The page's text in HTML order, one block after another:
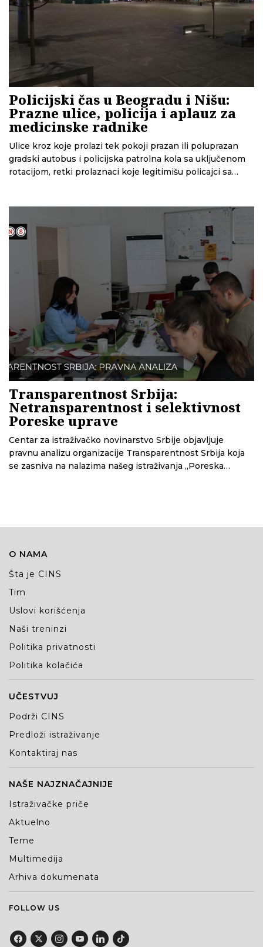
Policijski čas u Beogradu i Nišu:
Prazne ulice, policija i aplauz za
medicinske radnike
Ulice kroz koje prolazi tek pokoji prazan ili poluprazan
gradski autobus i policijska patrolna kola sa uključenom
rotacijom, retki prolaznaci koje legitimišu policajci sa
prvom danu policijskog časa, uvedenog kao preventivna
mera u sprečavanju širenja korona virusa.
Transparentnost Srbija:
Netransparentnost i selektivnost
Poreske uprave
Centar za istraživačko novinarstvo Srbije objavljuje
pravnu analizu organizacije Transparentnost Srbija koja
se zasniva na nalazima našeg istraživanja „Poreska
O NAMA
Šta je CINS
Tim
Uslovi korišćenja
Naši treninzi
Politika privatnosti
Politika kolačića
UČESTVUJ
Podrži CINS
Predloži istraživanje
Kontaktiraj nas
NAŠE NAJZNAČAJNIJE
Istraživačke priče
Aktuelno
Teme
Multimedija
Arhiva dokumenata
FOLLOW US